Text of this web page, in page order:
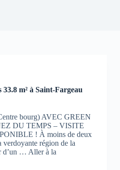
33.8 m² à Saint-Fargeau
bourg) AVEC GREEN
DU TEMPS – VISITE
! À moins de deux
verdoyante région de la
d’un … Aller à la